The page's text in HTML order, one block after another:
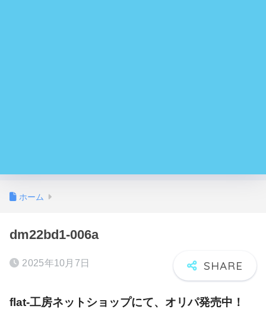
ホーム
dm22bd1-006a
2025年10月7日
flat-工房ネットショップにて、オリパ発売中！